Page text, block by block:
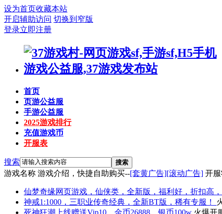
设为首页收藏本站
开启辅助访问 切换到窄版
登录立即注册
首页
页游公益服
手游公益服
2025游戏排行
充值游戏币
开服表
搜索 搜索
游戏名称 游戏介绍，快捷自助购买--[套黄广告][滚动广告] 开
仙梦奇缘网页游戏，仙侠类，全新版，福利好，折扣高
神戒1:1000，三职业传奇经典，全新BT版，稀有专服！
死神狂潮 上线赠送Vip10、金币26888、银币100w 火爆开